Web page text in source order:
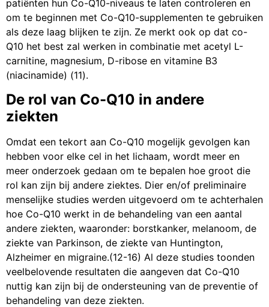
patiënten hun Co-Q10-niveaus te laten controleren en
om te beginnen met Co-Q10-supplementen te gebruiken
als deze laag blijken te zijn. Ze merkt ook op dat co-
Q10 het best zal werken in combinatie met acetyl L-
carnitine, magnesium, D-ribose en vitamine B3
(niacinamide) (11).
De rol van Co-Q10 in andere
ziekten
Omdat een tekort aan Co-Q10 mogelijk gevolgen kan
hebben voor elke cel in het lichaam, wordt meer en
meer onderzoek gedaan om te bepalen hoe groot die
rol kan zijn bij andere ziektes. Dier en/of preliminaire
menselijke studies werden uitgevoerd om te achterhalen
hoe Co-Q10 werkt in de behandeling van een aantal
andere ziekten, waaronder: borstkanker, melanoom, de
ziekte van Parkinson, de ziekte van Huntington,
Alzheimer en migraine.(12-16) Al deze studies toonden
veelbelovende resultaten die aangeven dat Co-Q10
nuttig kan zijn bij de ondersteuning van de preventie of
behandeling van deze ziekten.